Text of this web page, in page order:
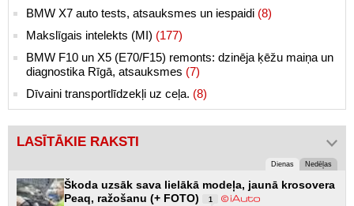
BMW X7 auto tests, atsauksmes un iespaidi (8)
Makslīgais intelekts (MI) (177)
BMW F10 un X5 (E70/F15) remonts: dzinēja ķēžu maiņa un
diagnostika Rīgā, atsauksmes (7)
Dīvaini transportlīdzekļi uz ceļa. (8)
LASĪTĀKIE RAKSTI
Dienas Nedēļas
Škoda uzsāk sava lielākā modeļa, jaunā krosovera
Peaq, ražošanu (+ FOTO)
1